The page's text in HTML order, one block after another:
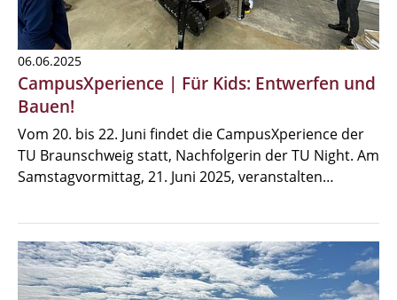
06.06.2025
CampusXperience | Für Kids: Entwerfen und
Bauen!
Vom 20. bis 22. Juni findet die CampusXperience der
TU Braunschweig statt, Nachfolgerin der TU Night. Am
Samstagvormittag, 21. Juni 2025, veranstalten…